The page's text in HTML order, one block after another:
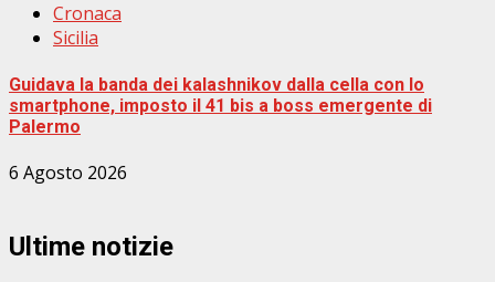
Cronaca
Sicilia
Guidava la banda dei kalashnikov dalla cella con lo
smartphone, imposto il 41 bis a boss emergente di
Palermo
6 Agosto 2026
Ultime notizie